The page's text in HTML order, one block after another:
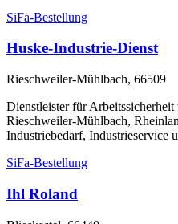
SiFa-Bestellung
Huske-Industrie-Dienst
Rieschweiler-Mühlbach, 66509
Dienstleister für
Rieschweiler-Mühlbach,
Industriebedarf, Industrieservice
SiFa-Bestellung
Ihl Roland